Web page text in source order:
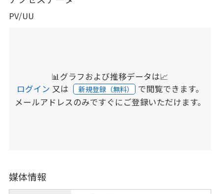
PV/UU
📊グラフおよび推移データは📈
ログイン 又は 新規登録（無料） で閲覧できます。
メールアドレスのみですぐにご登録いただけます。
媒体情報